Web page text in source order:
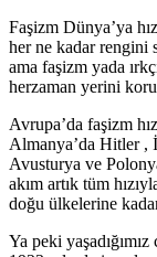
Faşizm Dünya’ya
her ne kadar rengini
ama faşizm yada
herzaman yerini
Avrupa’da faşizm
Almanya’da Hitler ,
Avusturya ve
akım artık tüm
doğu ülkelerine
Ya peki